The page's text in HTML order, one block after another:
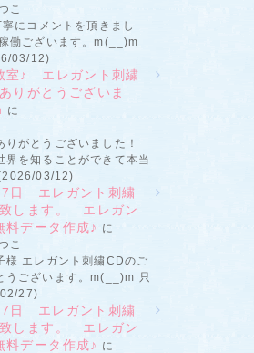
こ
にコメントを頂きまし
働ございます。m(__)m
03/12)
室♪ エレガント刺繍
りがとうございま
に
りがとうございました！
界を知ることができて本当
03/12)
日 エレガント刺繍
します。 エレガン
料データ作成♪ に
こ
様 エレガント刺繍CDのご
うございます。m(__)m 只
27)
日 エレガント刺繍
します。 エレガン
料データ作成♪ に